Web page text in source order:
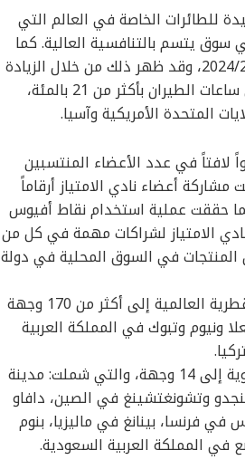
للطائرات الخاصة في العالم التي
يتسم بالتنافسية العالية. كما
حققت القطرية لطائرات رجال الأعمال نمواً لافتاً في السنة المالية 2024/2023، وقد ظهر ذلك من خلال الزيادة
البارزة في عائدات المبيعات التجارية بنسبة تزيد عن 17 بالمئة، وإجمالي ساعات الطيران بأكثر من 21 بالمئة،
المتحدة الأمريكية وآسيا.
لافتاً في عدد الأعضاء المنتسبين
خلال السنة المالية 2024/2023. كما حققت مشاركة أعضاء نادي الامتياز أرقاماً
كسب نقاط أفيوس نمواً قدره 50 بالمئة، فيما حققت عملية استخدام نقاط أفيوس
توقيع نادي الامتياز لشراكات مهمة في كل من
المنتجات في السوق المحلية في دولة
وخلال السنة المالية 2024/2023، نمت شبكة وجهات الخطوط الجوية القطرية العالمية إلى أكثر من 170 وجهة
وتبوك في المملكة العربية
وبالإضافة إلى ذلك، أعادت الخطوط الجوية القطرية تشغيل رحلاتها الجوية إلى 14 وجهة، والتي شملت: مدينة
وتشونغتشينغ في الصين، دافاو
فرنسا، بينانغ في ماليزيا، بنوم
في المملكة العربية السعودية.